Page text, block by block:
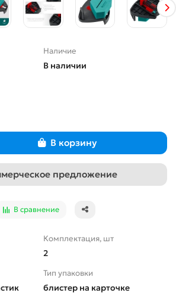
Наличие
В наличии
В корзину
предложение
В сравнение
Комплектация, шт
2
Тип упаковки
блистер на карточке